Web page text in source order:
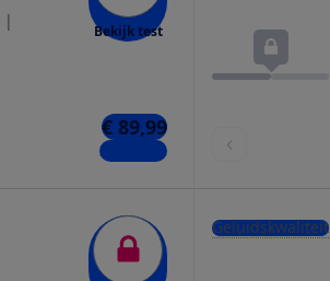
|
Bekijk test
€ 89,99
3 winkels
Geluidskwaliteit